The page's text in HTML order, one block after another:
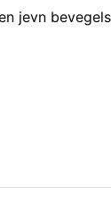
jevn